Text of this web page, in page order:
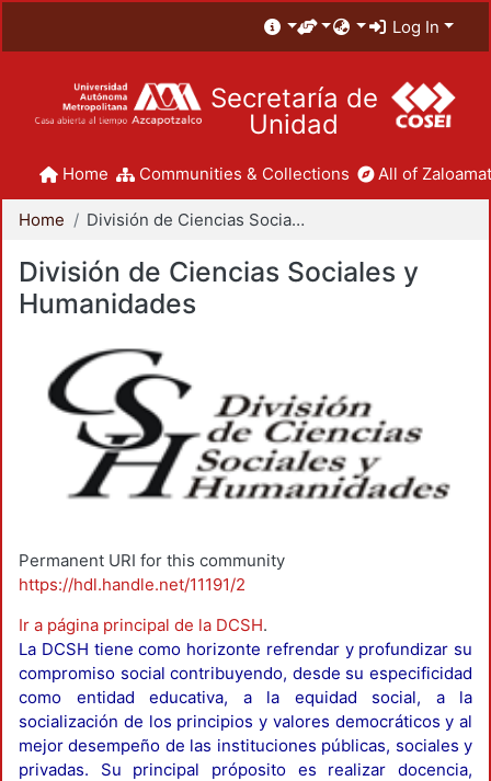
Log In
Secretaría de
Unidad
Home Communities & Collections All of
Home División de Ciencias Sociales y Humanidades
División de Ciencias Sociales y
Humanidades
Permanent URI for this community
https://hdl.handle.net/11191/2
Ir a página principal de la DCSH.
La DCSH tiene como horizonte refrendar y profundizar su
compromiso social contribuyendo, desde su especificidad
como entidad educativa, a la equidad social, a la
socialización de los principios y valores democráticos y al
mejor desempeño de las instituciones públicas, sociales y
privadas. Su principal próposito es realizar docencia,